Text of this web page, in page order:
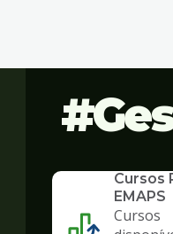
Cursos
EMAPS
Cursos